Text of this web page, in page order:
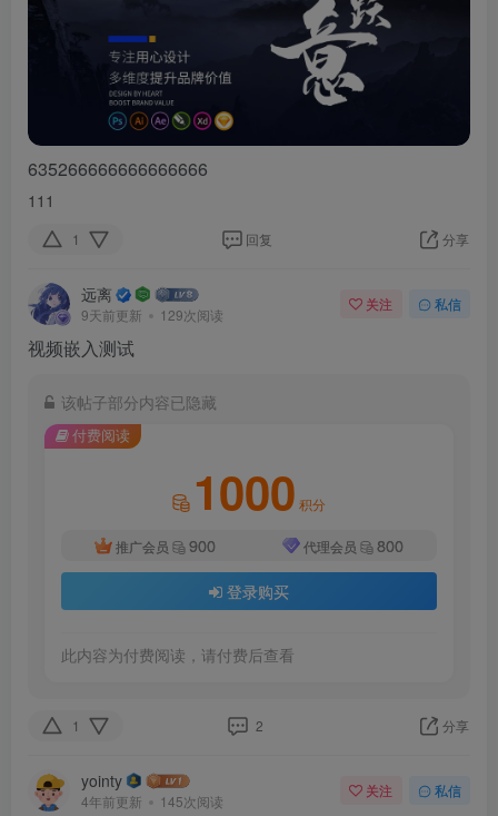
635266666666666666
111
1 回复 分享
远离
9天前更新 129次阅读
关注 私信
视频嵌入测试
该帖子部分内容已隐藏
付费阅读
1000 积分
推广会员 900 代理会员 800
登录购买
此内容为付费阅读，请付费后查看
1 2 分享
yointy
4年前更新 145次阅读
关注 私信